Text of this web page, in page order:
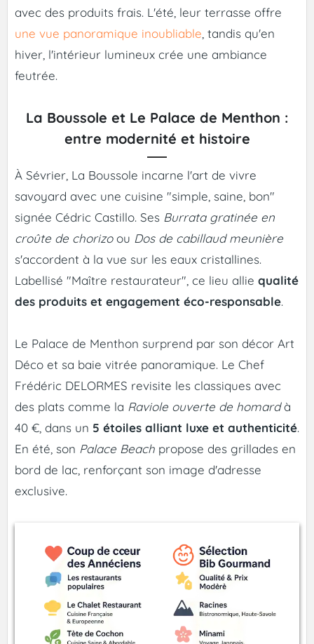
avec des produits frais. L'été, leur terrasse offre
une vue panoramique inoubliable , tandis qu'en
hiver, l'intérieur lumineux crée une ambiance
feutrée.
La Boussole et Le Palace de Menthon :
entre modernité et histoire
À Sévrier, La Boussole incarne l'art de vivre
savoyard avec une cuisine "simple, saine, bon"
signée Cédric Castillo. Ses Burrata gratinée en
croûte de chorizoou Dos de cabillaud meunière
s'accordent à la vue sur les eaux cristallines.
Labellisé "Maître restaurateur", ce lieu allie qualité
des produits et engagement éco-responsable.
Le Palace de Menthon surprend par son décor Art
Déco et sa baie vitrée panoramique. Le Chef
Frédéric DELORMES revisite les classiques avec
des plats comme la Raviole ouverte de homardà
40 €, dans un 5 étoiles alliant luxe et authenticité.
En été, son Palace Beach propose des grillades en
bord de lac, renforçant son image d'adresse
exclusive.